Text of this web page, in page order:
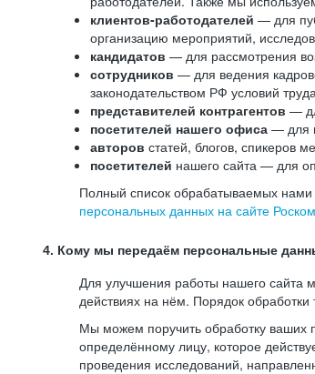
клиентов-работодателей — для
организацию мероприятий,
кандидатов — для рассмотрения
сотрудников — для ведения
законодательством РФ условий
представителей контрагентов —
посетителей нашего офиса — для
авторов статей, блогов, спикеров
посетителей нашего сайта — для
Полный список обрабатываемых нами
персональных данных на сайте
4. Кому мы передаём персональные
Для улучшения работы нашего сайта
действиях на нём. Порядок обработки
Мы можем поручить обработку ваших
определённому лицу, которое
проведения исследований,